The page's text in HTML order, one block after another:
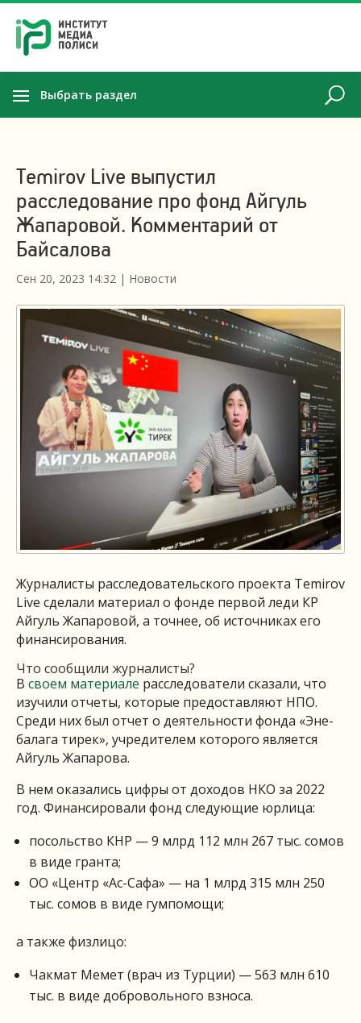
Выбрать раздел
Temirov Live выпустил
расследование про фонд Айгуль
Жапаровой. Комментарий от
Байсалова
Сен 20, 2023 14:32 | Новости
Журналисты расследовательского проекта Temirov
Live сделали материал о фонде первой леди КР
Айгуль Жапаровой, а точнее, об источниках его
финансирования.
Что сообщили журналисты?
В своем материале расследователи сказали, что
изучили отчеты, которые предоставляют НПО.
Среди них был отчет о деятельности фонда «Эне-
балага тирек», учредителем которого является
Айгуль Жапарова.
В нем оказались цифры от доходов НКО за 2022
год. Финансировали фонд следующие юрлица:
посольство КНР — 9 млрд 112 млн 267 тыс. сомов
в виде гранта;
ОО «Центр «Ас-Сафа» — на 1 млрд 315 млн 250
тыс. сомов в виде гумпомощи;
а также физлицо:
Чакмат Мемет (врач из Турции) — 563 млн 610
тыс. в виде добровольного взноса.